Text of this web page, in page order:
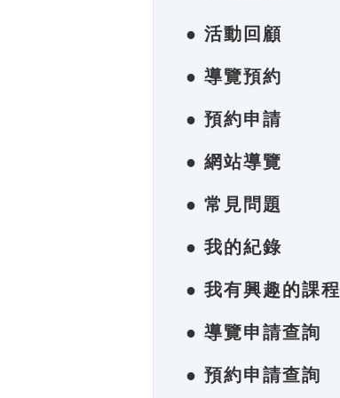
● 活動回顧
● 導覽預約
● 預約申請
● 網站導覽
● 常見問題
● 我的紀錄
● 我有興趣的課程
● 導覽申請查詢
● 預約申請查詢